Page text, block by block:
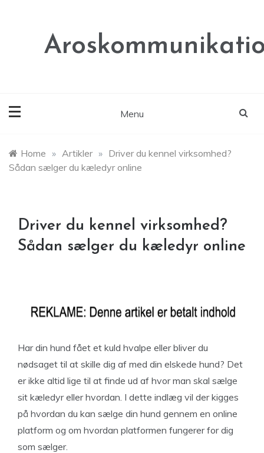
Menu
Home » Artikler » Driver du kennel virksomhed?
Sådan sælger du kæledyr online
Driver du kennel virksomhed?
Sådan sælger du kæledyr online
Har din hund fået et kuld hvalpe eller bliver du
nødsaget til at skille dig af med din elskede hund? Det
er ikke altid lige til at finde ud af hvor man skal sælge
sit kæledyr eller hvordan. I dette indlæg vil der kigges
på hvordan du kan sælge din hund gennem en online
platform og om hvordan platformen fungerer for dig
som sælger.